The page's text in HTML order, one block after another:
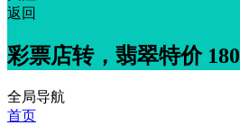
返回
彩票店转，翡翠特价
全局导航
首页